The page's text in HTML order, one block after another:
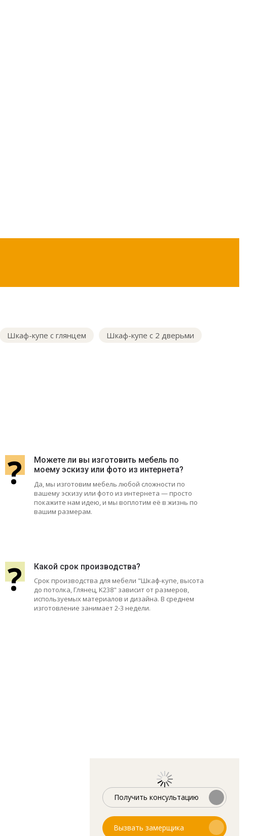
Шкаф-купе с глянцем
Шкаф-купе с 2 дверьми
?
Можете ли вы изготовить мебель по
моему эскизу или фото из интернета?
Да, мы изготовим мебель любой сложности по
вашему эскизу или фото из интернета — просто
покажите нам идею, и мы воплотим её в жизнь по
вашим размерам.
? Какой срок производства?
Срок производства для мебели "Шкаф-купе, высота
до потолка, Глянец, K238" зависит от размеров,
используемых материалов и дизайна. В среднем
изготовление занимает 2-3 недели.
Получить консультацию
Вызвать замерщика